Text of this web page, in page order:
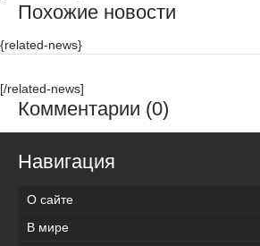
Похожие новости
{related-news}
[/related-news]
Комментарии (0)
Навигация
О сайте
В мире